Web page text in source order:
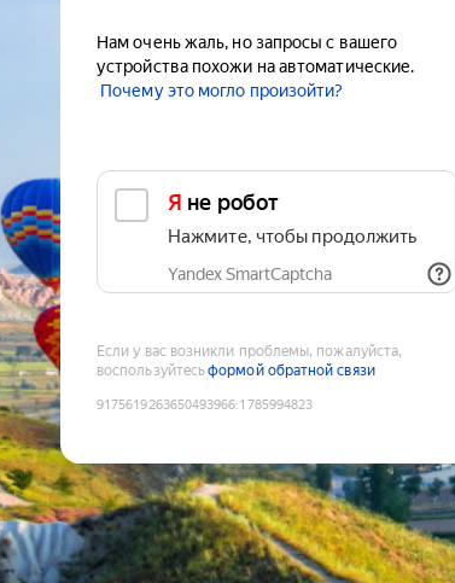
Нам очень жаль, но запросы с вашего
устройства похожи на автоматические.
Почему это могло произойти?
Я не робот
Нажмите, чтобы продолжить
Yandex SmartCaptcha
Если у вас возникли проблемы, пожалуйста,
воспользуйтесьформой обратной связи
9175619263650493966:1785994823